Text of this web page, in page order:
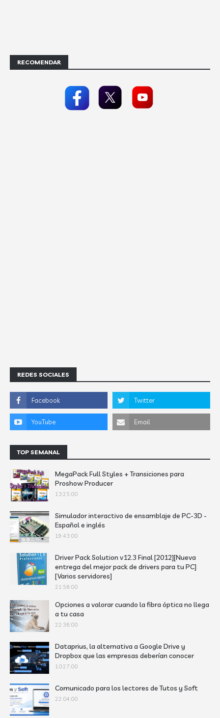
RECOMENDAR
REDES SOCIALES
TOP SEMANAL
MegaPack Full Styles + Transiciones para
Proshow Producer
13:25:00
Simulador interactivo de ensamblaje de PC-3D -
Español e inglés
19:43:00
Driver Pack Solution v12.3 Final [2012][Nueva
entrega del mejor pack de drivers para tu PC]
[Varios servidores]
21:56:00
Opciones a valorar cuando la fibra óptica no llega
a tu casa
22:36:00
Dataprius, la alternativa a Google Drive y
Dropbox que las empresas deberían conocer
10:27:00
Comunicado para los lectores de Tutos y Soft
22:04:00